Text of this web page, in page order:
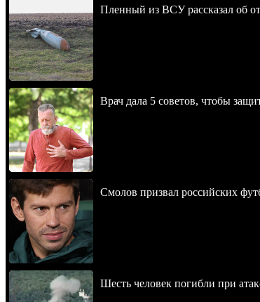
Пленный из ВСУ рассказал об
Врач дала 5 советов, чтобы
Смолов призвал российских
Шесть человек погибли при